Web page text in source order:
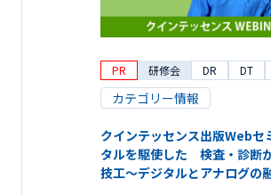
PR 研修会 DR DT
カテゴリー情報
クインテッセンス出版Webセ
タルを駆使した 検査・診断
技工～デジタルとアナログの